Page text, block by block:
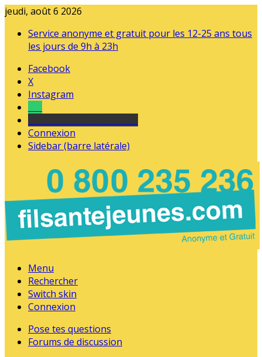
jeudi, août 6 2026
Service anonyme et gratuit pour les 12-25 ans tous
les jours de 9h à 23h
Facebook
X
Instagram
Connexion
Sidebar (barre latérale)
Menu
Rechercher
Switch skin
Connexion
Pose tes questions
Forums de discussion